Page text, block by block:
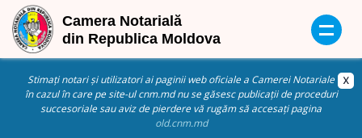
Stimați notari și utilizatori ai paginii web oficiale a Camerei Notariale
în cazul în care pe site-ul cnm.md nu se găsesc publicații de proceduri
succesoriale sau aviz de pierdere vă rugăm să accesați pagina
old.cnm.md